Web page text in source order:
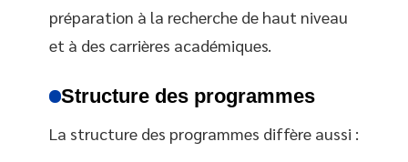
préparation à la recherche de haut niveau
et à des carrières académiques.
Structure des programmes
La structure des programmes diffère aussi :